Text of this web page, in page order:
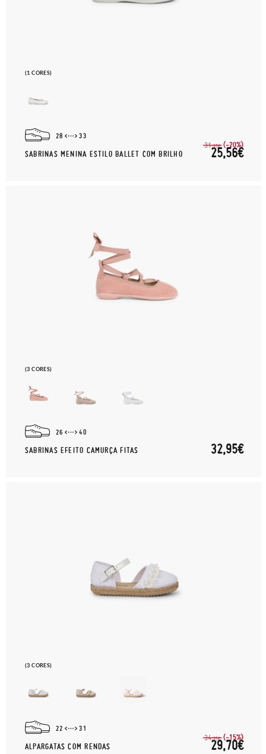
(1 CORES)
28 33
SABRINAS MENINA ESTILO BALLET COM BRILHO
31,95€ (-20%)
25,56€
(3 CORES)
26 40
SABRINAS EFEITO CAMURÇA FITAS 32,95€
(3 CORES)
22 31
ALPARGATAS COM RENDAS
34,95€ (-15%)
29,70€